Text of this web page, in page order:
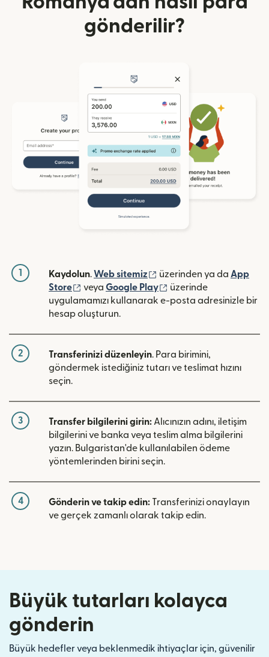
gönderilir?
1 Kaydolun.Web sitemiz (yeni pencerede açılır)
üzerinden ya da App
Store
(yeni pencerede açılır)
veya Google Play (yeni pencerede açılır)
üzerinde
uygulamamızı kullanarak e-posta adresinizle bir
hesap oluşturun.
2 Transferinizi düzenleyin. Para birimini,
göndermek istediğiniz tutarı ve teslimat hızını
seçin.
3 Transfer bilgilerini girin:Alıcınızın adını, iletişim
bilgilerini ve banka veya teslim alma bilgilerini
yazın. Bulgaristan'de kullanılabilen ödeme
yöntemlerinden birini seçin.
4 Gönderin ve takip edin: Transferinizi onaylayın
ve gerçek zamanlı olarak takip edin.
Büyük tutarları kolayca
gönderin
Büyük hedefler veya beklenmedik ihtiyaçlar için, güvenilir